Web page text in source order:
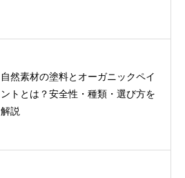
自然素材の塗料とオーガニックペイ
ントとは？安全性・種類・選び方を
解説